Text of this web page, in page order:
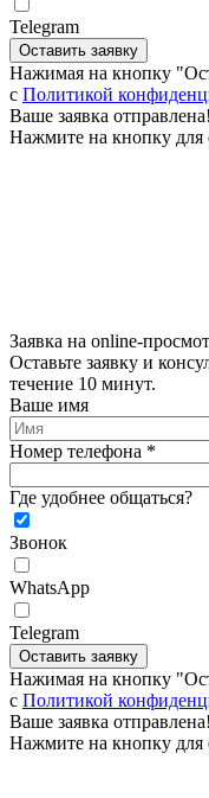
Telegram
Оставить заявку
Нажимая на кнопку
c Политикой
Ваше заявка отправлена!
Нажмите на кнопку для
Заявка на online-
Оставьте заявку и
течение 10 минут.
Ваше имя
Номер телефона *
Где удобнее общаться?
Звонок
WhatsApp
Telegram
Оставить заявку
Нажимая на кнопку
c Политикой
Ваше заявка отправлена!
Нажмите на кнопку для